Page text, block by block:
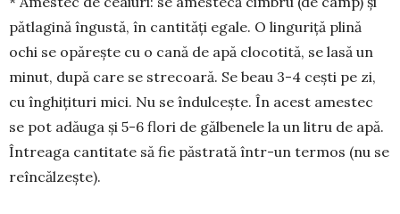
pătlagină îngustă, în cantități egale. O linguriță plină
ochi se opărește cu o cană de apă clocotită, se lasă un
minut, după care se strecoară. Se beau 3-4 cești pe zi,
cu înghițituri mici. Nu se îndulcește. În acest amestec
se pot adăuga și 5-6 flori de gălbe­nele la un litru de apă.
Întreaga cantitate să fie păstrată într-un termos (nu se
reîncălzește).